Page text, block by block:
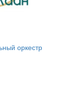
оркестр